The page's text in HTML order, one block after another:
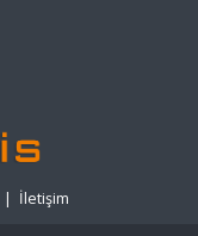
| İletişim